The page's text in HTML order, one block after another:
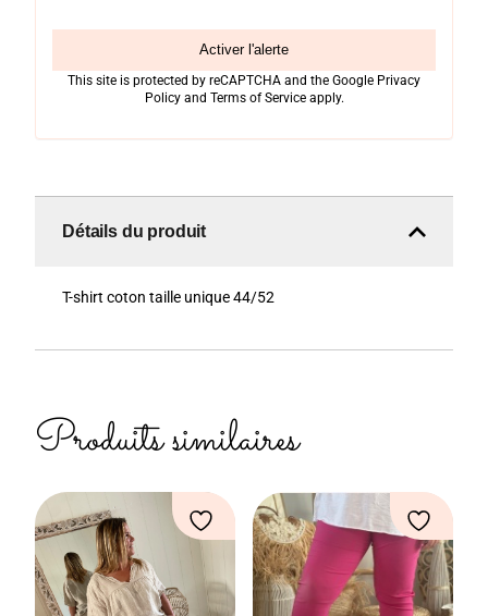
Activer l'alerte
This site is protected by reCAPTCHA and the Google Privacy
Policy and Terms of Service apply.
Détails du produit
T-shirt coton taille unique 44/52
Produits similaires